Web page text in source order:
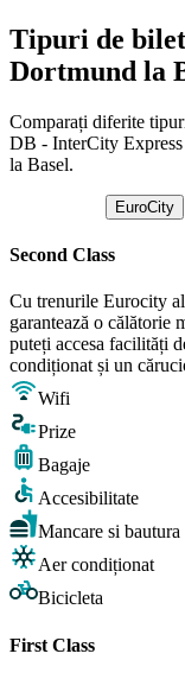
Tipuri de
Dortmund la
Comparați diferite
DB - InterCity
la Basel.
EuroCity
Second Class
Cu trenurile Eurocity
garantează o călătorie
puteți accesa facilități
condiționat și un
Wifi
Prize
Bagaje
Accesibilitate
Mancare si bautura
Aer condiționat
Bicicleta
First Class